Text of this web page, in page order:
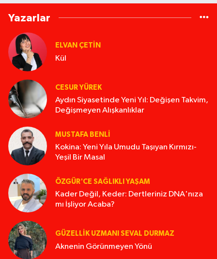
Yazarlar
ELVAN ÇETIN
Kül
CESUR YÜREK
Aydın Siyasetinde Yeni Yıl: Değişen Takvim,
Değişmeyen Alışkanlıklar
MUSTAFA BENLI
Kokina: Yeni Yıla Umudu Taşıyan Kırmızı-
Yeşil Bir Masal
ÖZGÜR'CE SAĞLIKLI YAŞAM
Kader Değil, Keder: Dertleriniz DNA'nıza
mı İşliyor Acaba?
GÜZELLIK UZMANI SEVAL DURMAZ
Aknenin Görünmeyen Yönü